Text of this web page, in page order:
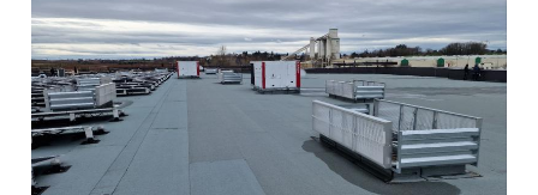
La sécurité incendie
dans un supermarché
DÉSENFUMAGE
Les équipes d'AEROLUX sont intervenues dans ce